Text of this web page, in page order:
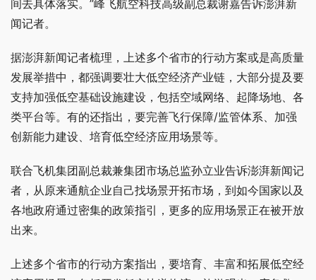
间去具体落实。”峰飞航空科技高级副总裁谢嘉告诉澎湃新
闻记者。
据澎湃新闻记者梳理，上述多个省市的行动方案或是高质量
发展举措中，都强调要壮大低空经济产业链，大部分提及要
支持加强低空基础设施建设，包括空域网络、起降场地、各
类平台等。有的还指出，要完善飞行保障/监管体系、加强
创新能力建设、培育低空经济应用场景等。
联合飞机集团副总裁兼集团市场总监孙立业告诉澎湃新闻记
者，从原来通航企业自己找场景开拓市场，到如今国家以及
各地政府通过密集的政策指引，更多的应用场景正在被开放
出来。
上述多个省市的行动方案指出，要培育、丰富和拓展低空经